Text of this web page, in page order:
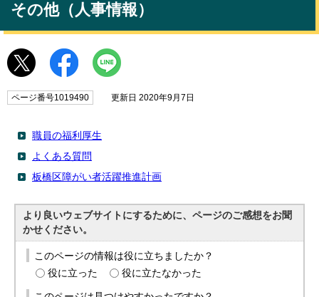
その他（人事情報）
ページ番号1019490 更新日 2020年9月7日
職員の福利厚生
よくある質問
板橋区障がい者活躍推進計画
より良いウェブサイトにするために、ページのご感想をお聞
かせください。
このページの情報は役に立ちましたか？
役に立った
役に立たなかった